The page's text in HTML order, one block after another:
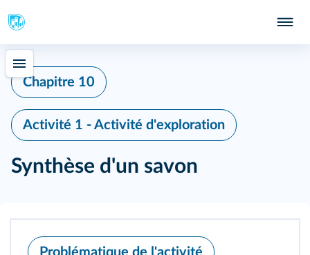
Chapitre 10
Activité 1 - Activité d'exploration
Synthèse d'un savon
Problématique de l'activité